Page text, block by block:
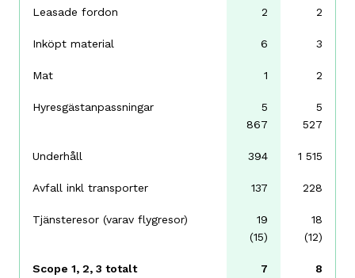
Leasade fordon 2 2
Inköpt material 6 3
Mat 1 2
Hyresgästanpassningar
5
867
5
527
Underhåll 394 1 515
Avfall inkl transporter 137 228
Tjänsteresor (varav flygresor)
19
(15)
18
(12)
Scope 1, 2, 3 totalt
7
8